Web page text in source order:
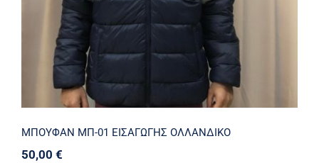
ΜΠΟΥΦΑΝ ΜΠ-01 ΕΙΣΑΓΩΓΗΣ ΟΛΛΑΝΔΙΚΟ
50,00 €